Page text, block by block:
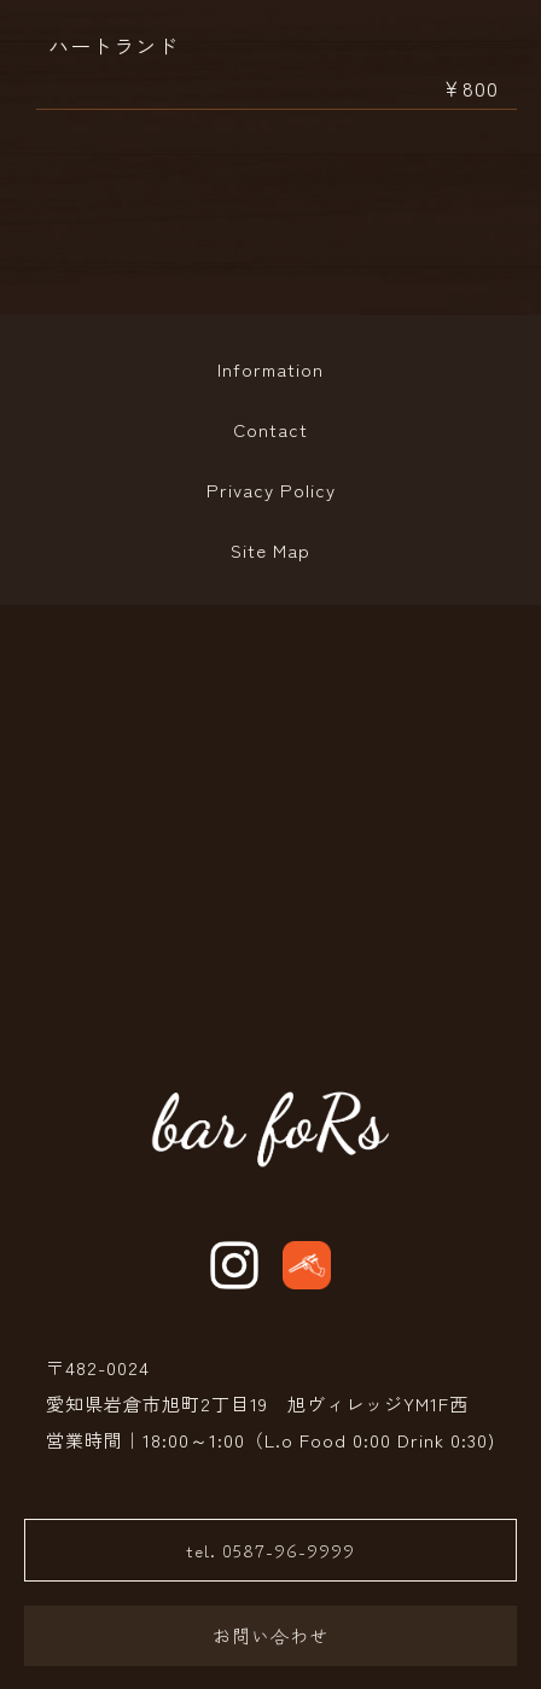
ハートランド
￥800
Information
Contact
Privacy Policy
Site Map
〒482-0024
愛知県岩倉市旭町2丁目19 旭ヴィレッジYM1F西
営業時間｜18:00～1:00（L.o Food 0:00 Drink 0:30)
tel. 0587-96-9999
お問い合わせ